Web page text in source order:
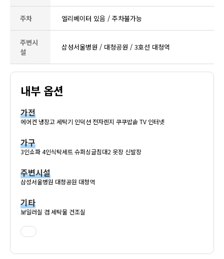
주차 엘리베이터 있음 / 주차불가능
주변시
설
삼성서울병원 / 대청공원 / 3호선 대청역
내부 옵션
가전
에어컨 냉장고 세탁기 인덕션 전자렌지 쿠쿠밥솥 TV 인터넷
가구
3인쇼파 4인식탁세트 슈퍼싱글침대2 옷장 신발장
주변시설
삼성서울병원 대청공원 대청역
기타
보일러실 겸 세탁물 건조실